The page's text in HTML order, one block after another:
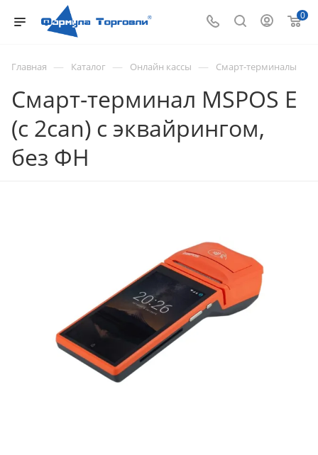
0
Главная — Каталог — Онлайн кассы — Смарт-терминалы
Смарт-терминал MSPOS E
(с 2can) с эквайрингом,
без ФН